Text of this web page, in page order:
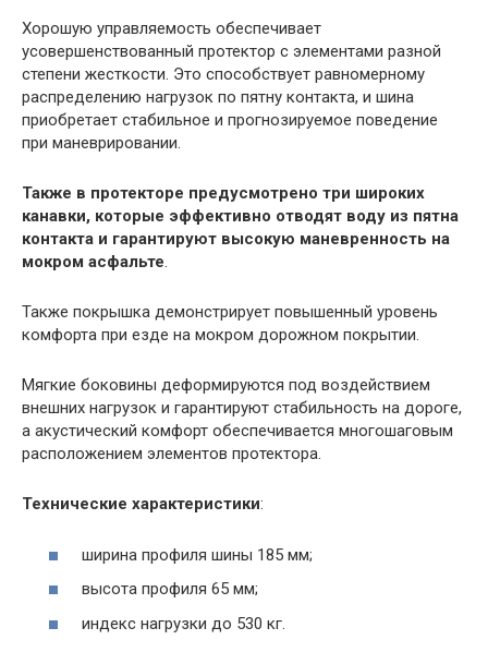
Хорошую управляемость обеспечивает
усовершенствованный протектор с элементами разной
степени жесткости. Это способствует равномерному
распределению нагрузок по пятну контакта, и шина
приобретает стабильное и прогнозируемое поведение
при маневрировании.
Также в протекторе предусмотрено три широких
канавки, которые эффективно отводят воду из пятна
контакта и гарантируют высокую маневренность на
мокром асфальте.
Также покрышка демонстрирует повышенный уровень
комфорта при езде на мокром дорожном покрытии.
Мягкие боковины деформируются под воздействием
внешних нагрузок и гарантируют стабильность на дороге,
а акустический комфорт обеспечивается многошаговым
расположением элементов протектора.
Технические характеристики:
ширина профиля шины 185 мм;
высота профиля 65 мм;
индекс нагрузки до 530 кг.